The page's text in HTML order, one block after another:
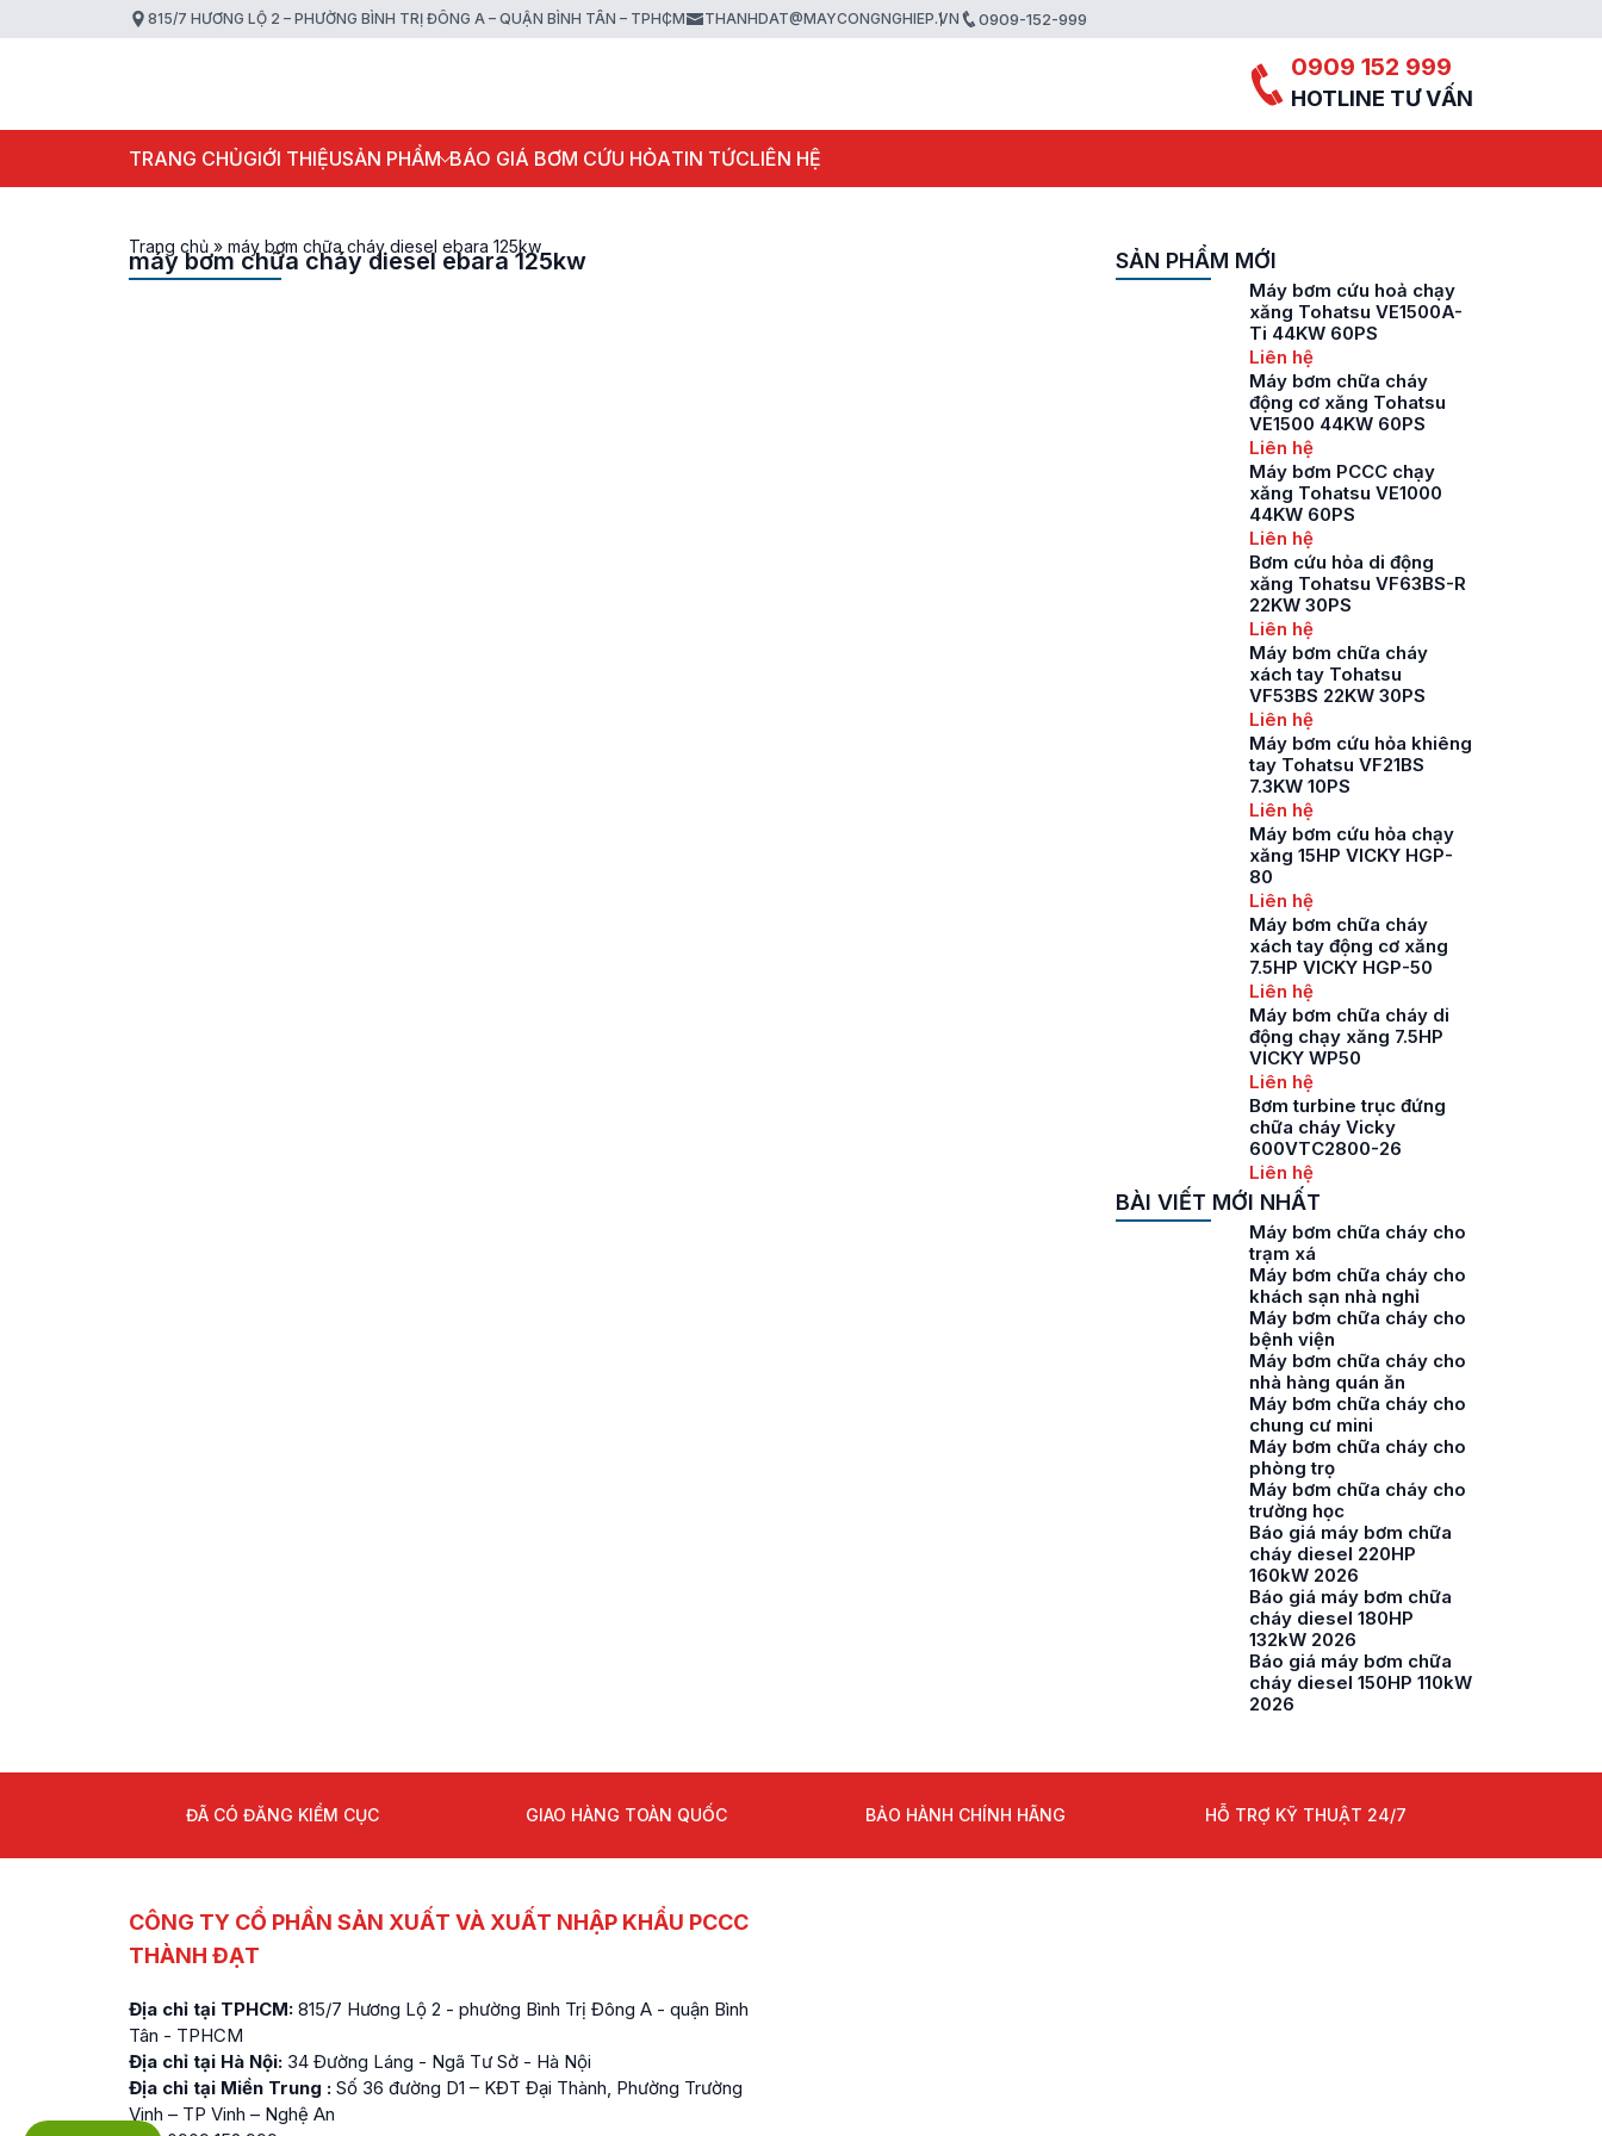
815/7 HƯƠNG LỘ 2 – PHƯỜNG BÌNH TRỊ ĐÔNG A – QUẬN BÌNH TÂN – TPHCM THANHDAT@MAYCONGNGHIEP.VN 0909-152-999
0909 152 999
HOTLINE TƯ VẤN
TRANG CHỦGIỚI THIỆUSẢN PHẨM BÁO GIÁ BƠM CỨU HỎATIN TỨCLIÊN HỆ
Trang chủ » máy bơm chữa cháy diesel ebara 125kw
máy bơm chữa cháy diesel ebara 125kw SẢN PHẨM MỚI
Máy bơm cứu hoả chạy
xăng Tohatsu VE1500A-
Ti 44KW 60PS
Liên hệ
Máy bơm chữa cháy
động cơ xăng Tohatsu
VE1500 44KW 60PS
Liên hệ
Máy bơm PCCC chạy
xăng Tohatsu VE1000
44KW 60PS
Liên hệ
Bơm cứu hỏa di động
xăng Tohatsu VF63BS-R
22KW 30PS
Liên hệ
Máy bơm chữa cháy
xách tay Tohatsu
VF53BS 22KW 30PS
Liên hệ
Máy bơm cứu hỏa khiêng
tay Tohatsu VF21BS
7.3KW 10PS
Liên hệ
Máy bơm cứu hỏa chạy
xăng 15HP VICKY HGP-
80
Liên hệ
Máy bơm chữa cháy
xách tay động cơ xăng
7.5HP VICKY HGP-50
Liên hệ
Máy bơm chữa cháy di
động chạy xăng 7.5HP
VICKY WP50
Liên hệ
Bơm turbine trục đứng
chữa cháy Vicky
600VTC2800-26
Liên hệ
BÀI VIẾT MỚI NHẤT
Máy bơm chữa cháy cho
trạm xá
Máy bơm chữa cháy cho
khách sạn nhà nghỉ
Máy bơm chữa cháy cho
bệnh viện
Máy bơm chữa cháy cho
nhà hàng quán ăn
Máy bơm chữa cháy cho
chung cư mini
Máy bơm chữa cháy cho
phòng trọ
Máy bơm chữa cháy cho
trường học
Báo giá máy bơm chữa
cháy diesel 220HP
160kW 2026
Báo giá máy bơm chữa
cháy diesel 180HP
132kW 2026
Báo giá máy bơm chữa
cháy diesel 150HP 110kW
2026
ĐÃ CÓ ĐĂNG KIỂM CỤC GIAO HÀNG TOÀN QUỐC BẢO HÀNH CHÍNH HÃNG HỖ TRỢ KỸ THUẬT 24/7
CÔNG TY CỔ PHẦN SẢN XUẤT VÀ XUẤT NHẬP KHẨU PCCC
THÀNH ĐẠT
Địa chỉ tại TPHCM: 815/7 Hương Lộ 2 - phường Bình Trị Đông A - quận Bình
Tân - TPHCM
Địa chỉ tại Hà Nội: 34 Đường Láng - Ngã Tư Sở - Hà Nội
Địa chỉ tại Miền Trung : Số 36 đường D1 – KĐT Đại Thành, Phường Trường
Vinh – TP Vinh – Nghệ An